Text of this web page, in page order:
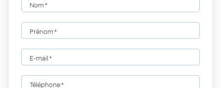
Nom*
Prénom*
E-mail*
Téléphone*